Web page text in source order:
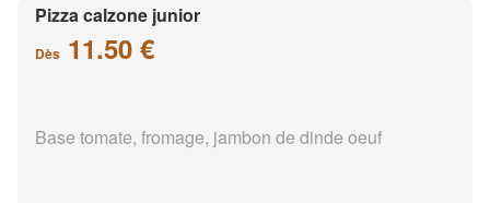
Pizza calzone junior
Dès 11.50 €
Base tomate, fromage, jambon de dinde oeuf